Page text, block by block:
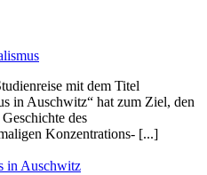
mit dem Titel
in Auschwitz“ hat zum Ziel, den
des
Konzentrations- [...]
in Auschwitz